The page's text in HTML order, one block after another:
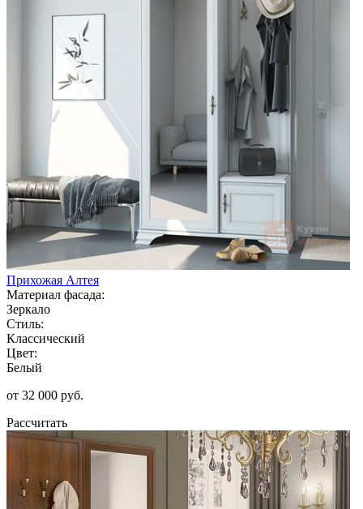
Прихожая Алтея
Материал фасада:
Зеркало
Стиль:
Классический
Цвет:
Белый
от 32 000 руб.
Рассчитать